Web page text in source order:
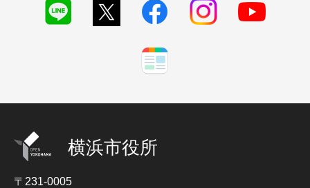
横浜市役所
〒231-0005